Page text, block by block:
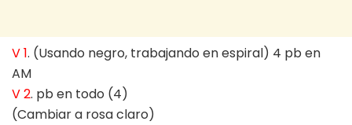
V 1. (Usando negro, trabajando en espiral) 4 pb en
AM
V 2. pb en todo (4)
(Cambiar a rosa claro)